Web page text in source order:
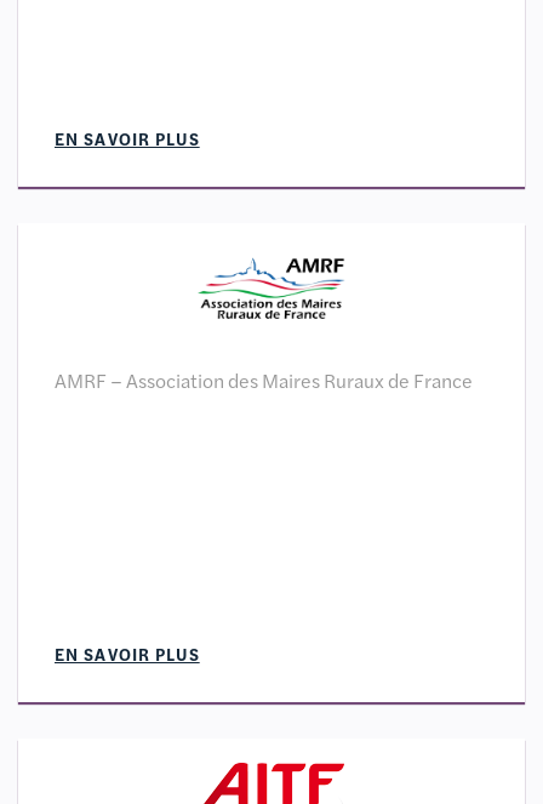
EN SAVOIR PLUS
AMRF – Association des Maires Ruraux de France
EN SAVOIR PLUS